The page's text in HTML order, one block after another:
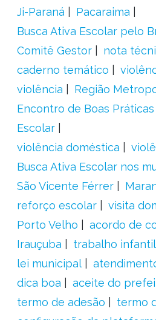
Ji-Paraná
Pacaraima
Busca Ativa Escolar pelo
Comitê Gestor
nota
caderno temático
violência
Região
Encontro de Boas
Escolar
violência doméstica
Busca Ativa Escolar nos
São Vicente Férrer
reforço escolar
visita
Porto Velho
acordo de
Irauçuba
trabalho infantil
lei municipal
dica boa
aceite do
termo de adesão
termo